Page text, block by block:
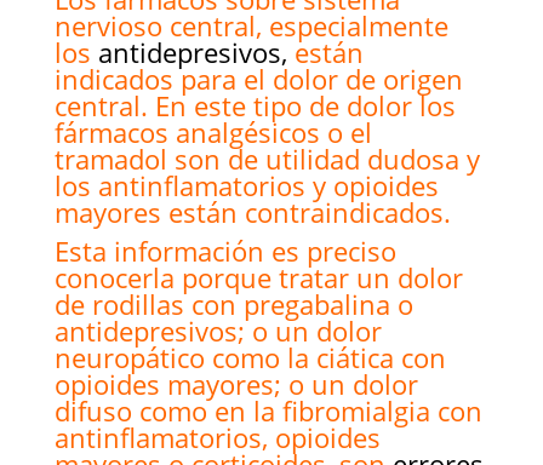
nervioso central, especialmente
los antidepresivos, están
indicados para el dolor de origen
central. En este tipo de dolor los
fármacos analgésicos o el
tramadol son de utilidad dudosa y
los antinflamatorios y opioides
mayores están contraindicados.
Esta información es preciso
conocerla porque tratar un dolor
de rodillas con pregabalina o
antidepresivos; o un dolor
neuropático como la ciática con
opioides mayores; o un dolor
difuso como en la fibromialgia con
antinflamatorios, opioides